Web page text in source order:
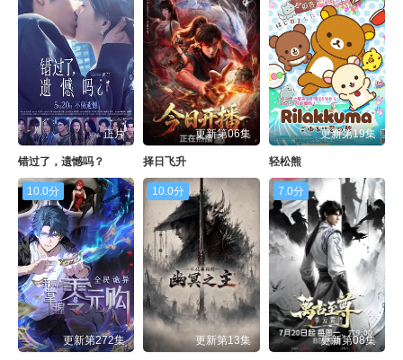
正片
错过了，遗憾吗？
更新第06集
择日飞升
更新第19集
轻松熊
10.0分
更新第272集
10.0分
更新第13集
7.0分
更新第08集